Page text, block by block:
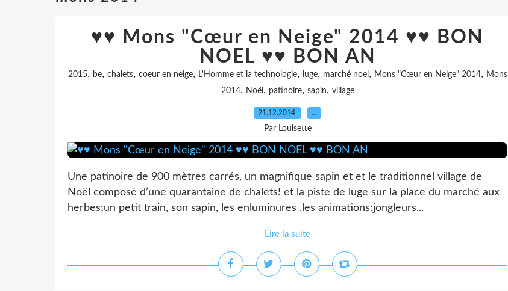
♥♥ Mons "Cœur en Neige" 2014 ♥♥ BON
NOEL ♥♥ BON AN
2015, be, chalets, coeur en neige, L'Homme et la technologie, luge, marché noel, Mons "Cœur en Neige" 2014, Mons
2014, Noël, patinoire, sapin, village
21.12.2014 …
Par Louisette
Une patinoire de 900 mètres carrés, un magnifique sapin et et le traditionnel village de
Noël composé d’une quarantaine de chalets! et la piste de luge sur la place du marché aux
herbes;un petit train, son sapin, les enluminures .les animations:jongleurs...
Lire la suite